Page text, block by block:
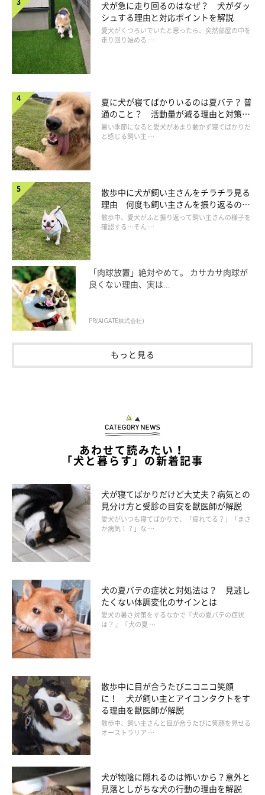
判決は……損害賠償の請求は棄却された
イラスト／macco
このケースでは「ペット飼育可」と説明されたから少々のサイズ
オーバーは大丈夫だろう、という飼い主さんの思い込みがあった
飼育できるペットのサイズや頭数などの規定は、物件ごとに異な
ります。契約時には、仲介業者任せにせず、管理規約の内容を飼
い主さん自身がきちんと確認しておくことで、安心して愛犬と暮
らしたいものです。
件簿」（構成・文／豊島由美）
イラスト／macco
犬が急に走り回るのはなぜ？ 犬がダッ
シュする理由と対応ポイントを解説
愛犬がくつろいでいたと思ったら、突然部屋の中を
走り回り始める …
夏に犬が寝てばかりいるのは夏バテ？ 普
通のこと？ 活動量が減る理由と対策と
は
暑い季節になると愛犬があまり動かず寝てばかりだ
と感じる飼い主 …
散歩中に犬が飼い主さんをチラチラ見る
理由 何度も飼い主さんを振り返るのは
なぜ？
散歩中、愛犬がふと振り返って飼い主さんの様子を
確認する…そん …
「肉球放置」絶対やめて。 カサカサ肉球が
良くない理由、実は...
PR(AIGATE株式会社)
もっと見る
あわせて読みたい！
「犬と暮らす」の新着記事
犬が寝てばかりだけど大丈夫？病気との
見分け方と受診の目安を獣医師が解説
愛犬がいつも寝てばかりで、「疲れてる？」「まさ
か病気！？」な …
犬の夏バテの症状と対処法は？ 見逃し
たくない体調変化のサインとは
愛犬の暑さ対策をするなかで『犬の夏バテの症状
は？ 』『犬の夏 …
散歩中に目が合うたびニコニコ笑顔
に！ 犬が飼い主とアイコンタクトをす
る理由を獣医師が解説
散歩中、飼い主さんと目が合うたびに笑顔を見せる
オーストラリア …
犬が物陰に隠れるのは怖いから？意外と
見落としがちな犬の行動の理由を解説